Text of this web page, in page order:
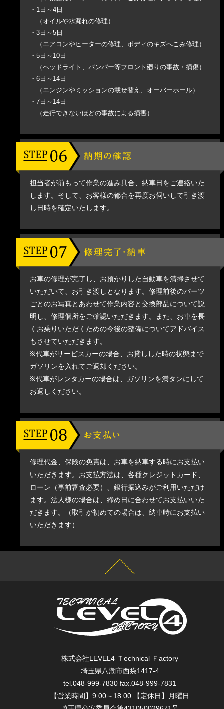
・1日～4日
（オイルや水漏れの修理）
・3日～5日
（エアコンやヒーターの修理、ボディのキズへこみ修理）
・5日～10日
（ヘッドライト、バンパー等フロント廻りの事故・損傷）
・6日～14日
（エンジンやミッションの載せ替え、オーバーホール）
・7日～14日
（走行できないほどの事故による損害）
担当者が前もって作業の進み具合、納車日をご連絡いた
します。そして、お客様の都合を再度お伺いして引き渡
し日時を確定いたします。
お車の修理が完了し、お預かりした自動車を清掃させて
いただいて、お引き渡しとなります。修理前後のパーツ
ごとのお写真とあわせて作業内容と交換部品について説
明し、修理個所をご確認いただきます。また、お車を長
くお乗りいただくための今後の整備についてアドバイス
もさせていただきます。
※代車がサービスカーの場合、お貸しした時の状態まで
ガソリンを入れてご返却ください。
※代車がレンタカーの場合は、ガソリンを満タンにして
お返しください。
修理代金、保険の免責は、お車を納車する時にお支払い
いただきます。お支払方法は、各種クレジットカード、
ローン（事前審査必要）、銀行振込みがご利用いただけ
ます。法人様の場合は、締め日に合わせてお支払いいた
だきます。（取引が初めての場合は、納車時にお支払い
いただきます）
株式会社LEVEL4 Ｔechnical Ｆactory
埼玉県八潮市西袋1417-4
tel.048-999-7830 fax.048-999-7831
【営業時間】9:00～18:00 【定休日】月曜日